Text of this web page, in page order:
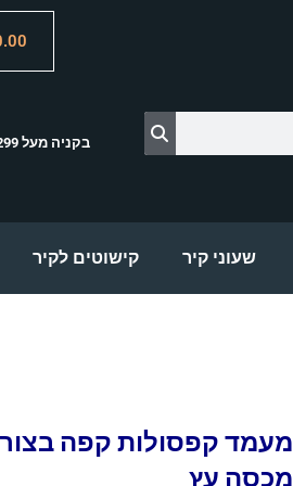
שעוני קיר קישוטים לקיר
מעמד קפסולות קפה
מכסה עץ